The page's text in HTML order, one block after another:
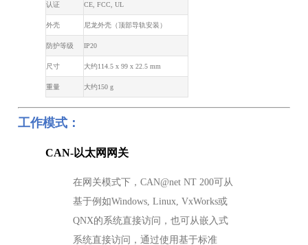
认证 CE, FCC, UL
外壳 尼龙外壳（顶部导轨安装）
防护等级 IP20
尺寸 大约114.5 x 99 x 22.5 mm
重量 大约150 g
工作模式：
CAN-以太网网关
在网关模式下，CAN@net NT 200可从
基于例如Windows, Linux, VxWorks或
QNX的系统直接访问，也可从嵌入式
系统直接访问，通过使用基于标准